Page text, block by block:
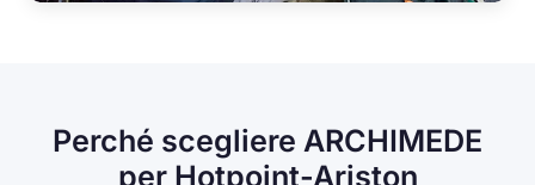
Perché scegliere ARCHIMEDE
per Hotpoint-Ariston